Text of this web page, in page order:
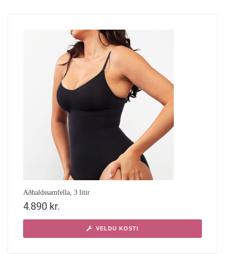
Aðhaldssamfella, 3 litir
4.890 kr.
VELDU KOSTI